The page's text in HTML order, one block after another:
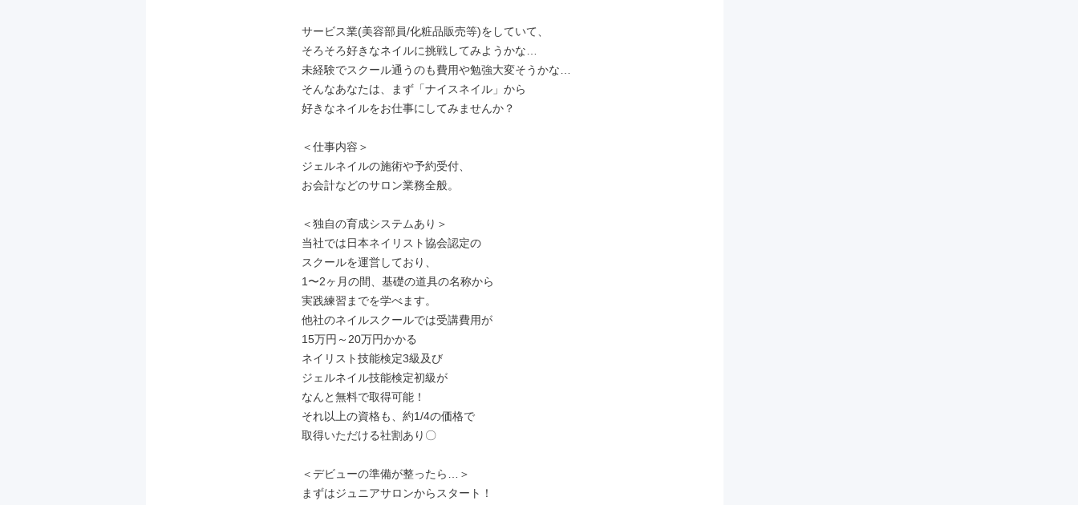
サービス業(美容部員/化粧品販売等)をしていて、
そろそろ好きなネイルに挑戦してみようかな…
未経験でスクール通うのも費用や勉強大変そうかな…
そんなあなたは、まず「ナイスネイル」から
好きなネイルをお仕事にしてみませんか？
＜仕事内容＞
ジェルネイルの施術や予約受付、
お会計などのサロン業務全般。
＜独自の育成システムあり＞
当社では日本ネイリスト協会認定の
スクールを運営しており、
1〜2ヶ月の間、基礎の道具の名称から
実践練習までを学べます。
他社のネイルスクールでは受講費用が
15万円～20万円かかる
ネイリスト技能検定3級及び
ジェルネイル技能検定初級が
なんと無料で取得可能！
それ以上の資格も、約1/4の価格で
取得いただける社割あり〇
＜デビューの準備が整ったら…＞
まずはジュニアサロンからスタート！